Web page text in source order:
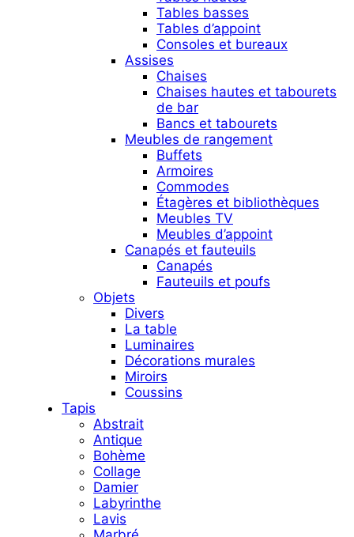
Tables basses
Tables d’appoint
Consoles et bureaux
Assises
Chaises
Chaises hautes et tabourets
de bar
Bancs et tabourets
Meubles de rangement
Buffets
Armoires
Commodes
Étagères et bibliothèques
Meubles TV
Meubles d’appoint
Canapés et fauteuils
Canapés
Fauteuils et poufs
Objets
Divers
La table
Luminaires
Décorations murales
Miroirs
Coussins
Tapis
Abstrait
Antique
Bohème
Collage
Damier
Labyrinthe
Lavis